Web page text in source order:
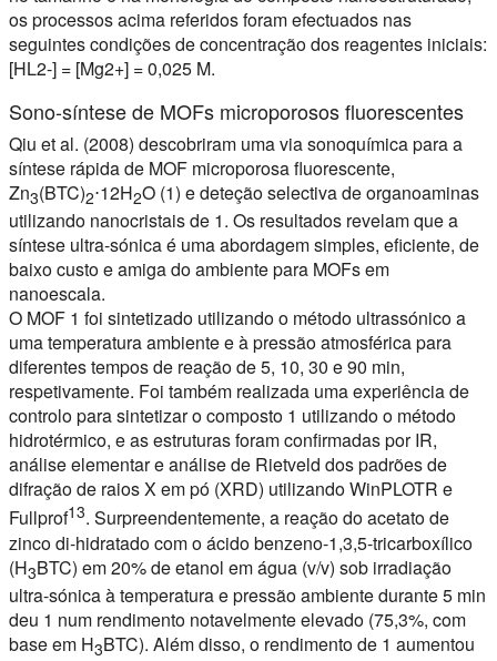
os processos acima referidos foram efectuados nas
seguintes condições de concentração dos reagentes iniciais:
[HL2-] = [Mg2+] = 0,025 M.
Sono-síntese de MOFs microporosos fluorescentes
Qiu et al. (2008) descobriram uma via sonoquímica para a
síntese rápida de MOF microporosa fluorescente,
Zn3(BTC)2⋅12H2O (1) e deteção selectiva de organoaminas
utilizando nanocristais de 1. Os resultados revelam que a
síntese ultra-sónica é uma abordagem simples, eficiente, de
baixo custo e amiga do ambiente para MOFs em
nanoescala.
O MOF 1 foi sintetizado utilizando o método ultrassónico a
uma temperatura ambiente e à pressão atmosférica para
diferentes tempos de reação de 5, 10, 30 e 90 min,
respetivamente. Foi também realizada uma experiência de
controlo para sintetizar o composto 1 utilizando o método
hidrotérmico, e as estruturas foram confirmadas por IR,
análise elementar e análise de Rietveld dos padrões de
difração de raios X em pó (XRD) utilizando WinPLOTR e
Fullprof13. Surpreendentemente, a reação do acetato de
zinco di-hidratado com o ácido benzeno-1,3,5-tricarboxílico
(H3BTC) em 20% de etanol em água (v/v) sob irradiação
ultra-sónica à temperatura e pressão ambiente durante 5 min
deu 1 num rendimento notavelmente elevado (75,3%, com
base em H3BTC). Além disso, o rendimento de 1 aumentou